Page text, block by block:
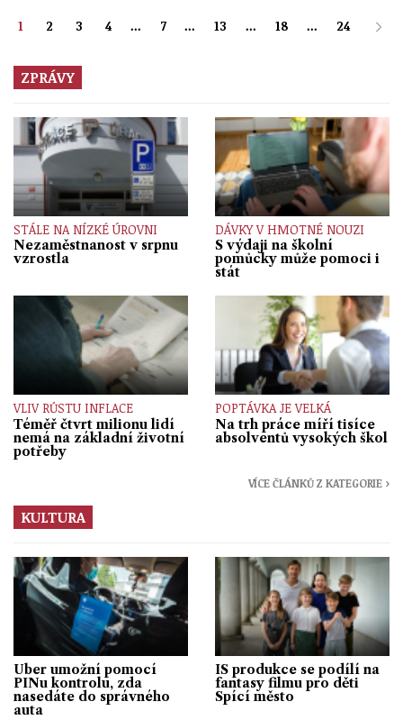
1 2 3 4 ... 7 ... 13 ... 18 ... 24
ZPRÁVY
STÁLE NA NÍZKÉ ÚROVNI
Nezaměstnanost v srpnu
vzrostla
DÁVKY V HMOTNÉ NOUZI
S výdaji na školní
pomůcky může pomoci i
stát
VLIV RŮSTU INFLACE
Téměř čtvrt milionu lidí
nemá na základní životní
potřeby
POPTÁVKA JE VELKÁ
Na trh práce míří tisíce
absolventů vysokých škol
VÍCE ČLÁNKŮ Z KATEGORIE ›
KULTURA
Uber umožní pomocí
PINu kontrolu, zda
nasedáte do správného
auta
IS produkce se podílí na
fantasy filmu pro děti
Spící město